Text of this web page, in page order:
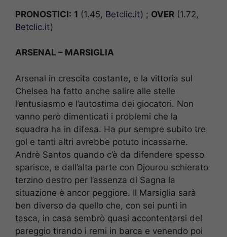
PRONOSTICI: 1 (1.45, Betclic.it) ; OVER (1.72,
Betclic.it)
ARSENAL – MARSIGLIA
Arsenal in crescita costante, e la vittoria sul
Chelsea ha fatto anche salire alle stelle
l’entusiasmo e l’autostima dei giocatori. Non
vanno però dimenticati i problemi che la
squadra ha in difesa. Ha pur sempre subito tre
gol e tanti altri avrebbe potuto incassarne.
Andrè Santos quando c’è da difendere spesso
sparisce, e dall’alta parte con Djourou schierato
terzino destro per l’assenza di Sagna la
situazione è ancor peggiore. Il Marsiglia sarà
ben diverso da quello che, con sei punti in
tasca, in casa sembrò quasi accontentarsi del
pareggio tirando i remi in barca e venendo poi